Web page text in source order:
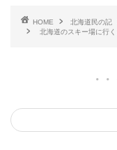
HOME 北海道民の記
北海道のスキー場に行